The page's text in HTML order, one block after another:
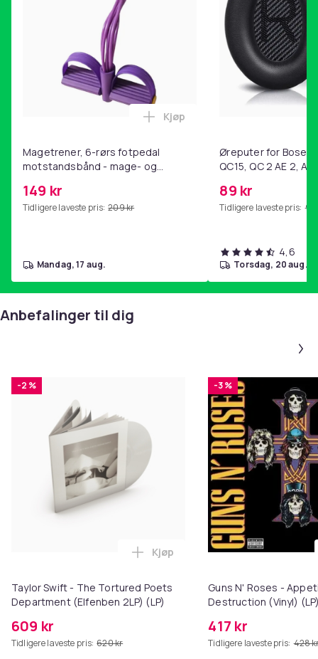
12. Don't Smile (3:25)
Enheter i pakken: 1
Artikkel nr.
c138f3d8-1312-5a68-a097-570a19449c27
Produktsikkerhetsinformasjon
Magetrener, 6-rørs fotpedal
motstandsbånd - mage- og
hjemmegymnastikk Purple
149 kr
Tidligere laveste pris: 209 kr
Legg Magetrener, 6-rørs
Kjøp
mandag, 17 aug.
Øreputer for Bose
QC15, QC 2 AE 2, AE
89 kr
Tidligere laveste pris: 99
4,6
torsdag, 20 aug.
Anbefalinger til dig
-2 %
Taylor Swift - The Tortured Poets
Department (Elfenben 2LP) (LP)
609 kr
Tidligere laveste pris: 620 kr
Legg Taylor Swift - The
Kjøp
-3 %
Guns N' Roses -
Destruction (Vinyl)
417 kr
Tidligere laveste pris: 428